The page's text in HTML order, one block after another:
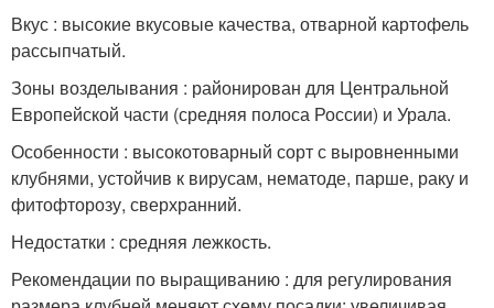
Вкус : высокие вкусовые качества, отварной картофель
рассыпчатый.
Зоны возделывания : районирован для Центральной
Европейской части (средняя полоса России) и Урала.
Особенности : высокотоварный сорт с выровненными
клубнями, устойчив к вирусам, нематоде, парше, раку и
фитофторозу, сверхранний.
Недостатки : средняя лежкость.
Рекомендации по выращиванию : для регулирования